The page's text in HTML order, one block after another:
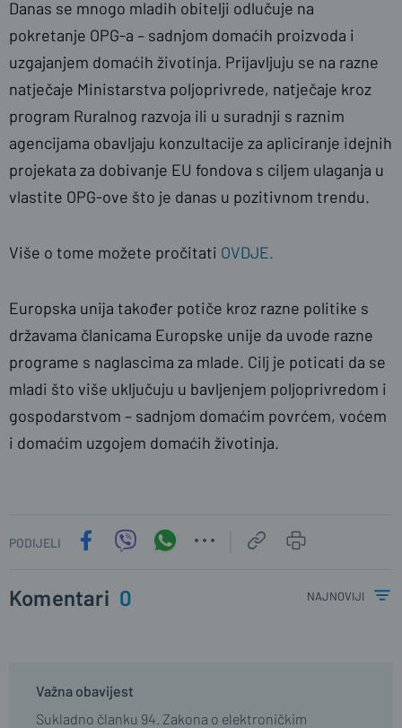
Danas se mnogo mladih obitelji odlučuje na
pokretanje OPG-a – sadnjom domaćih proizvoda i
uzgajanjem domaćih životinja. Prijavljuju se na razne
natječaje Ministarstva poljoprivrede, natječaje kroz
program Ruralnog razvoja ili u suradnji s raznim
agencijama obavljaju konzultacije za apliciranje idejnih
projekata za dobivanje EU fondova s ciljem ulaganja u
vlastite OPG-ove što je danas u pozitivnom trendu.
Više o tome možete pročitati OVDJE.
Europska unija također potiče kroz razne politike s
državama članicama Europske unije da uvode razne
programe s naglascima za mlade. Cilj je poticati da se
mladi što više uključuju u bavljenjem poljoprivredom i
gospodarstvom – sadnjom domaćim povrćem, voćem
i domaćim uzgojem domaćih životinja.
PODIJELI
Komentari 0 najnoviji
Važna obavijest
Sukladno članku 94. Zakona o elektroničkim